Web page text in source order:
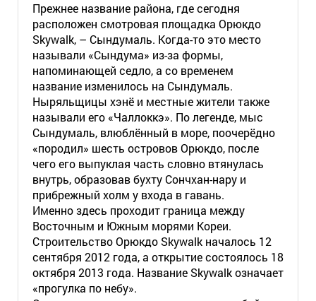
Прежнее название района, где сегодня
расположен смотровая площадка Орюкдо
Skywalk, – Сындумаль. Когда-то это место
называли «Сындума» из-за формы,
напоминающей седло, а со временем
название изменилось на Сындумаль.
Ныряльщицы хэнё и местные жители также
называли его «Чаллоккэ». По легенде, мыс
Сындумаль, влюблённый в море, поочерёдно
«породил» шесть островов Орюкдо, после
чего его выпуклая часть словно втянулась
внутрь, образовав бухту Сончхан-нару и
прибрежный холм у входа в гавань.
Именно здесь проходит граница между
Восточным и Южным морями Кореи.
Строительство Орюкдо Skywalk началось 12
сентября 2012 года, а открытие состоялось 18
октября 2013 года. Название Skywalk означает
«прогулка по небу».